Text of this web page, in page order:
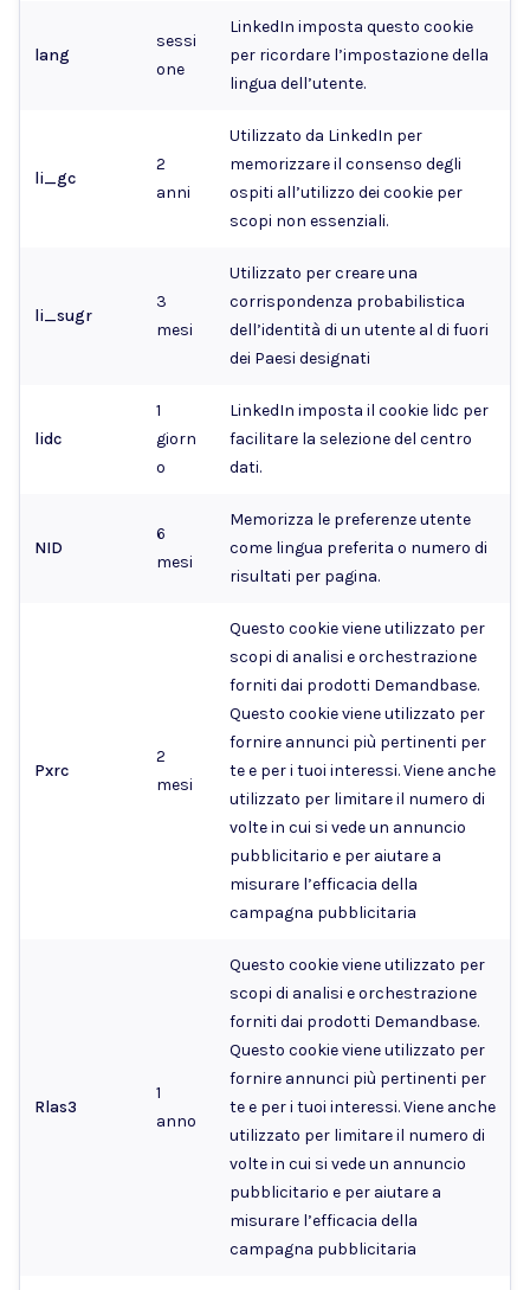
lang
sessi
one
LinkedIn imposta questo cookie
per ricordare l’impostazione della
lingua dell’utente.
li_gc
2
anni
Utilizzato da LinkedIn per
memorizzare il consenso degli
ospiti all’utilizzo dei cookie per
scopi non essenziali.
li_sugr
3
mesi
Utilizzato per creare una
corrispondenza probabilistica
dell’identità di un utente al di fuori
dei Paesi designati
lidc
1
giorn
o
LinkedIn imposta il cookie lidc per
facilitare la selezione del centro
dati.
NID
6
mesi
Memorizza le preferenze utente
come lingua preferita o numero di
risultati per pagina.
Pxrc
2
mesi
Questo cookie viene utilizzato per
scopi di analisi e orchestrazione
forniti dai prodotti Demandbase.
Questo cookie viene utilizzato per
fornire annunci più pertinenti per
te e per i tuoi interessi. Viene anche
utilizzato per limitare il numero di
volte in cui si vede un annuncio
pubblicitario e per aiutare a
misurare l’efficacia della
campagna pubblicitaria
Rlas3
1
anno
Questo cookie viene utilizzato per
scopi di analisi e orchestrazione
forniti dai prodotti Demandbase.
Questo cookie viene utilizzato per
fornire annunci più pertinenti per
te e per i tuoi interessi. Viene anche
utilizzato per limitare il numero di
volte in cui si vede un annuncio
pubblicitario e per aiutare a
misurare l’efficacia della
campagna pubblicitaria